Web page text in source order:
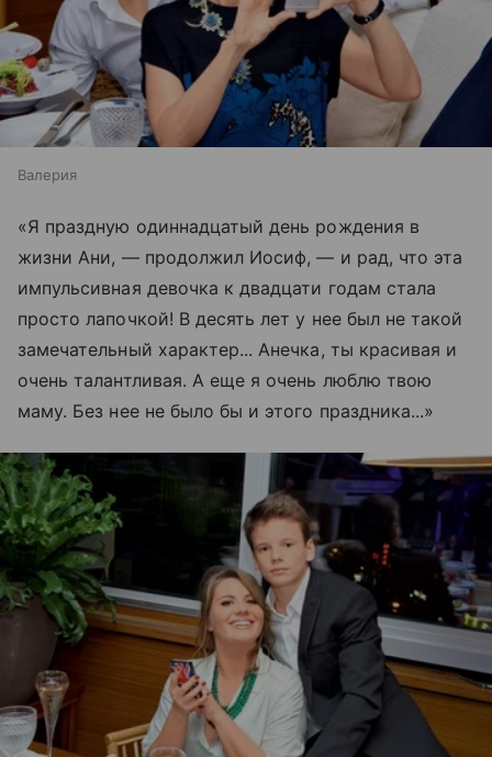
Валерия
«Я праздную одиннадцатый день рождения в
жизни Ани, — продолжил Иосиф, — и рад, что эта
импульсивная девочка к двадцати годам стала
просто лапочкой! В десять лет у нее был не такой
замечательный характер... Анечка, ты красивая и
очень талантливая. А еще я очень люблю твою
маму. Без нее не было бы и этого праздника...»